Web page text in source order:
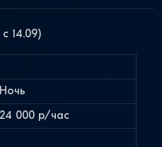
14.09)
Ночь
24 000 р/час